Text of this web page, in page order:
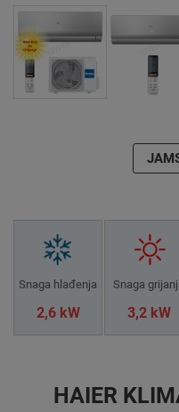
Snaga hlađenja
2,6 kW
Snaga
3,2 kW
HAIER